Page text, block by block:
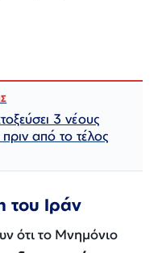
3 νέους
από το τέλος
του Ιράν
ότι το Μνημόνιο